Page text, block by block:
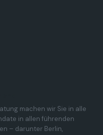
machen wir Sie in alle
in allen führenden
– darunter Berlin,